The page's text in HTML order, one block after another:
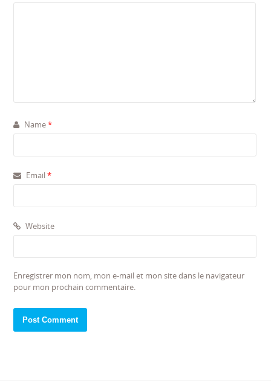
Name*
Email*
Website
Enregistrer mon nom, mon e-mail et mon site dans le navigateur
pour mon prochain commentaire.